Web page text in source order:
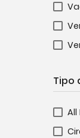
Tipo
All